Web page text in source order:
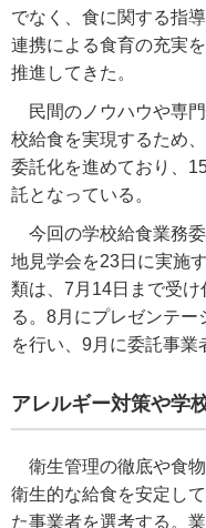
でなく、食に関する指
連携による食育の充実
推進してきた。
民間のノウハウや専
校給食を実現するため、
委託化を進めており、
託となっている。
今回の学校給食業務委
地見学会を23日に実施
類は、 7 月 14日まで受
る。 8月にプレゼンテー
を行い、 9月に委託事業
アレルギー対策や学
衛生管理の徹底や食
衛生的な給食を安定し
た事業者を選考する。